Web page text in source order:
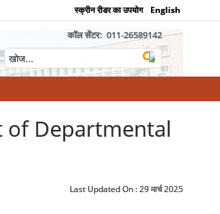
स्क्रीन रीडर का उपयोग English
कॉल सेंटर: 011-26589142
of Departmental
Last Updated On :29 मार्च 2025